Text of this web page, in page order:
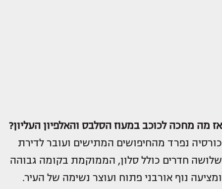
אז מה מחכה לכוכב במעוז הסלבס והאלפיון העליון?
כורסיה נפרד מהחיפושים המתישים ועובר לדירת
שלושה חדרים כולל סלון, הממוקמת בקומה גבוהה
ומציעה נוף אורבני פתוח ועוצר נשימה של העיר.